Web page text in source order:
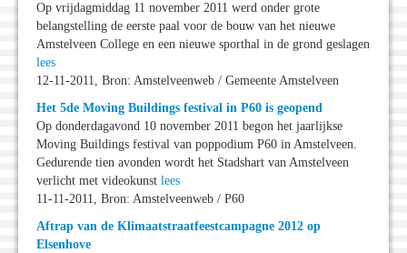
Op vrijdagmiddag 11 november 2011 werd onder grote
belangstelling de eerste paal voor de bouw van het nieuwe
Amstelveen College en een nieuwe sporthal in de grond geslagen
lees
12-11-2011, Bron: Amstelveenweb / Gemeente Amstelveen
Het 5de Moving Buildings festival in P60 is geopend
Op donderdagavond 10 november 2011 begon het jaarlijkse
Moving Buildings festival van poppodium P60 in Amstelveen.
Gedurende tien avonden wordt het Stadshart van Amstelveen
verlicht met videokunst lees
11-11-2011, Bron: Amstelveenweb / P60
Aftrap van de Klimaatstraatfeestcampagne 2012 op
Elsenhove